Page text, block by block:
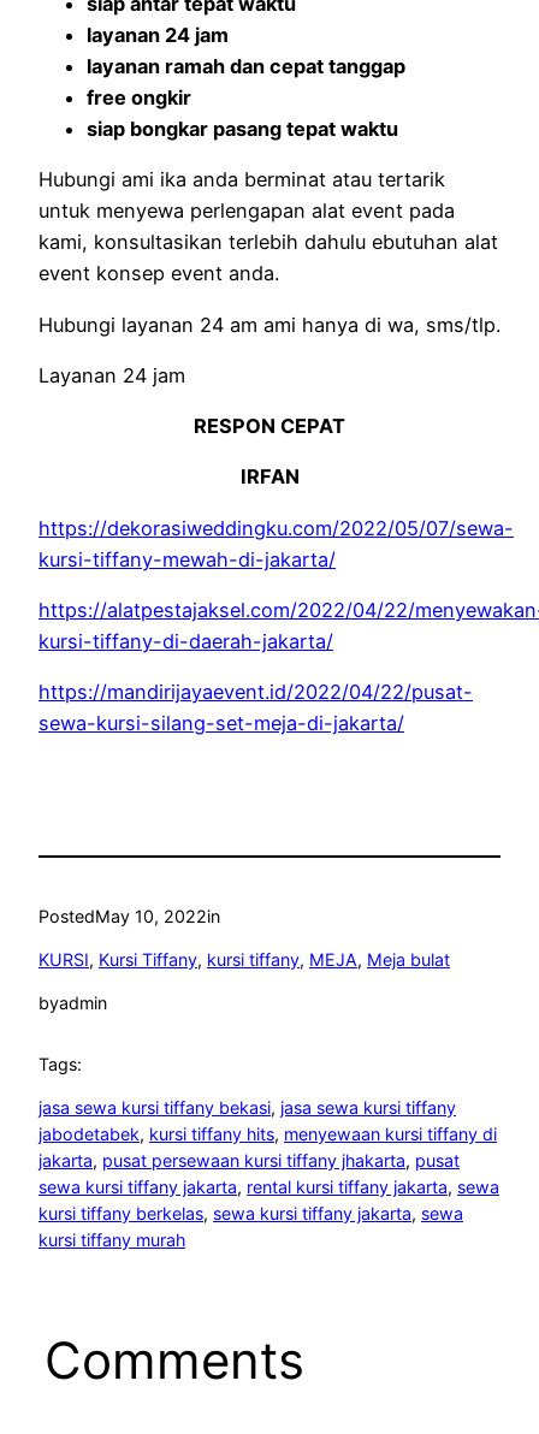
layanan 24 jam
layanan ramah dan cepat tanggap
free ongkir
siap bongkar pasang tepat waktu
Hubungi ami ika anda berminat atau tertarik
untuk menyewa perlengapan alat event pada
kami, konsultasikan terlebih dahulu ebutuhan alat
event konsep event anda.
Hubungi layanan 24 am ami hanya di wa, sms/tlp.
Layanan 24 jam
RESPON CEPAT
IRFAN
https://dekorasiweddingku.com/2022/05/07/sewa-
kursi-tiffany-mewah-di-jakarta/
https://alatpestajaksel.com/2022/04/22/
kursi-tiffany-di-daerah-jakarta/
https://mandirijayaevent.id/2022/04/22/pusat-
sewa-kursi-silang-set-meja-di-jakarta/
PostedMay 10, 2022in
KURSI, Kursi Tiffany, kursi tiffany, MEJA, Meja bulat
byadmin
Tags:
jasa sewa kursi tiffany bekasi, jasa sewa kursi tiffany
jabodetabek, kursi tiffany hits, menyewaan kursi tiffany di
jakarta, pusat persewaan kursi tiffany jhakarta, pusat
sewa kursi tiffany jakarta, rental kursi tiffany jakarta, sewa
kursi tiffany berkelas, sewa kursi tiffany jakarta, sewa
kursi tiffany murah
Comments